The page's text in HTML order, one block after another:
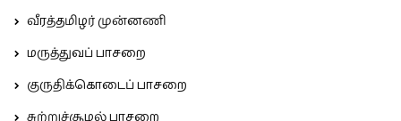
வீரத்தமிழர் முன்னணி
மருத்துவப் பாசறை
குருதிக்கொடைப் பாசறை